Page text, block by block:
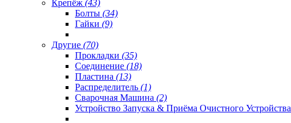
Крепёж (43)
Болты (34)
Гайки (9)
Другие (70)
Прокладки (35)
Соединение (18)
Пластина (13)
Распределитель (1)
Сварочная Машина (2)
Устройство Запуска & Приёма Очистного Устройства